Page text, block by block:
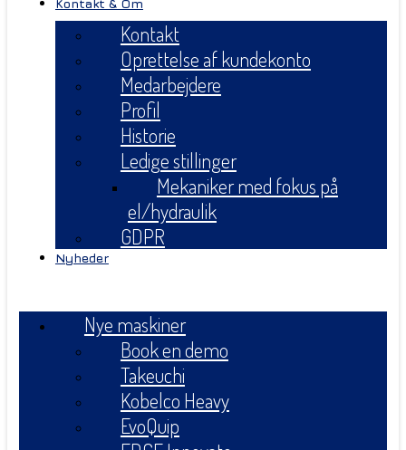
Kontakt & Om
Kontakt
Oprettelse af kundekonto
Medarbejdere
Profil
Historie
Ledige stillinger
Mekaniker med fokus på
el/hydraulik
GDPR
Nyheder
Nye maskiner
Book en demo
Takeuchi
Kobelco Heavy
EvoQuip